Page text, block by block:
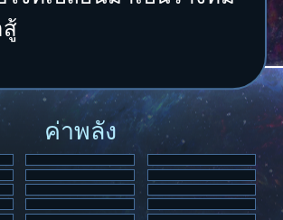
ค่าพลัง